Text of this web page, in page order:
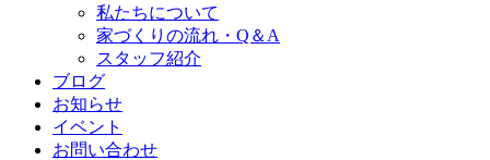
私たちについて
家づくりの流れ・Q＆A
スタッフ紹介
ブログ
お知らせ
イベント
お問い合わせ